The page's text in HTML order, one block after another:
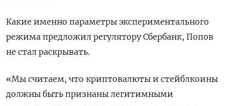
Какие именно параметры экспериментального
режима предложил регулятору Сбербанк, Попов
не стал раскрывать.
«Мы считаем, что криптовалюты и стейблкоины
должны быть признаны легитимными